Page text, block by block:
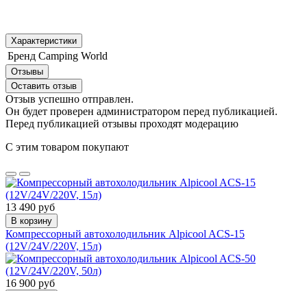
Характеристики
Бренд Camping World
Отзывы
Оставить отзыв
Отзыв успешно отправлен.
Он будет проверен администратором перед публикацией.
Перед публикацией отзывы проходят модерацию
С этим товаром покупают
13 490 руб
В корзину
Компрессорный автохолодильник Alpicool ACS-15
(12V/24V/220V, 15л)
16 900 руб